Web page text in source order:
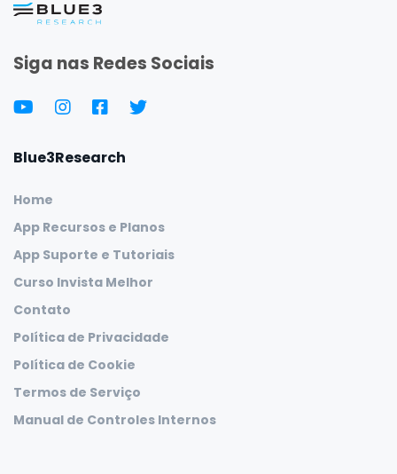
Siga nas Redes Sociais
Blue3Research
Home
App Recursos e Planos
App Suporte e Tutoriais
Curso Invista Melhor
Contato
Política de Privacidade
Política de Cookie
Termos de Serviço
Manual de Controles Internos